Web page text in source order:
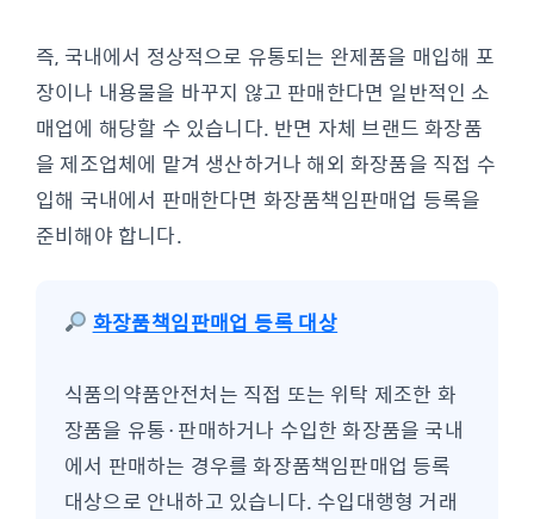
즉, 국내에서 정상적으로 유통되는 완제품을 매입해 포
장이나 내용물을 바꾸지 않고 판매한다면 일반적인 소
매업에 해당할 수 있습니다. 반면 자체 브랜드 화장품
을 제조업체에 맡겨 생산하거나 해외 화장품을 직접 수
입해 국내에서 판매한다면 화장품책임판매업 등록을
준비해야 합니다.
화장품책임판매업 등록 대상
식품의약품안전처는 직접 또는 위탁 제조한 화
장품을 유통·판매하거나 수입한 화장품을 국내
에서 판매하는 경우를 화장품책임판매업 등록
대상으로 안내하고 있습니다. 수입대행형 거래